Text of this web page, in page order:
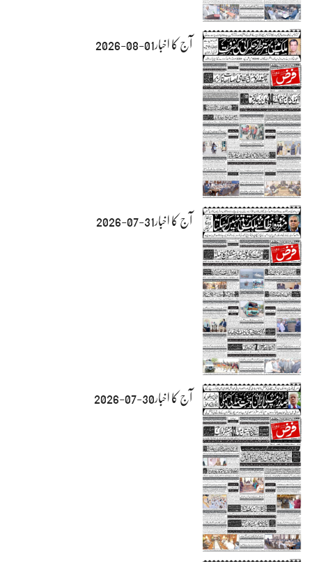
آج کا اخبار01-08-2026
آج کا اخبار31-07-2026
آج کا اخبار30-07-2026